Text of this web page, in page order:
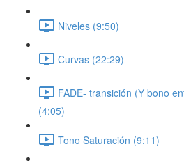
Niveles (9:50)
Curvas (22:29)
FADE- transición (Y bono
(4:05)
Tono Saturación (9:11)